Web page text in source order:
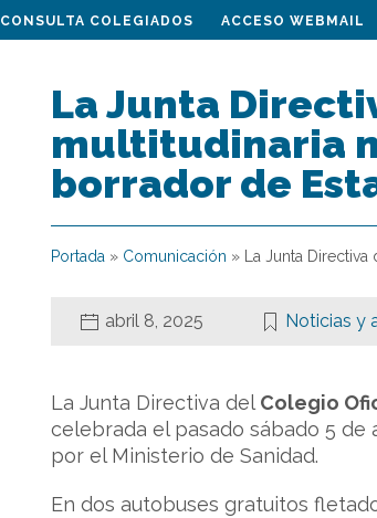
CONSULTA COLEGIADOS ACCESO WEBMAIL
La Junta
multitudinaria
borrador de
Portada » Comunicación » La Junta
abril 8, 2025 Noticias y
La Junta Directiva del Colegio
celebrada el pasado sábado 5
por el Ministerio de Sanidad.
En dos autobuses gratuitos